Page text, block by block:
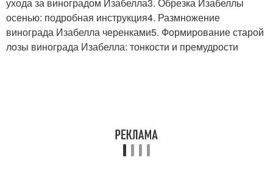
осенью: подробная инструкция4. Размножение
винограда Изабелла черенками5. Формирование старой
лозы винограда Изабелла: тонкости и премудрости